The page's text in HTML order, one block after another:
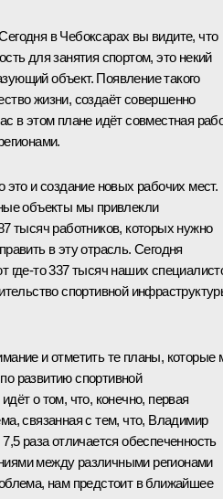
в Чебоксарах вы видите, что
для занятия спортом, это некий
объект. Появление такого
жизни, создаёт совершенно
в этом плане идёт совместная
это и создание новых рабочих мест.
объекты мы привлекли
тысяч работников, которых нужно
в эту отрасль. Сегодня
где‑то 337 тысяч наших
спортивной
и отметить те планы, которые
развитию спортивной
о том, что, конечно, первая
связанная с тем, что, Владимир
раза отличается обеспеченность
между различными регионами
нам предстоит в ближайшее